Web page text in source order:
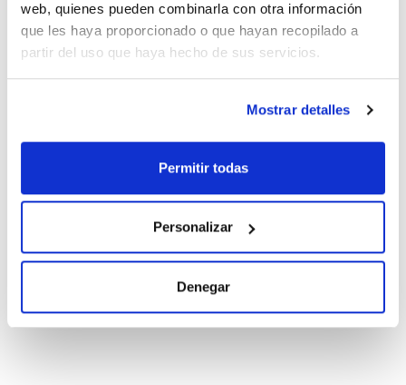
web, quienes pueden combinarla con otra información
que les haya proporcionado o que hayan recopilado a
partir del uso que haya hecho de sus servicios.
Mostrar detalles
Permitir todas
Personalizar
Denegar
Referencia
CPAP833360
Envase
x1ml
Precio
Comprar
Ver stock
Disolvente Envase Volumen
Conc.
10 ug/ml
CAS
[51218-45-2]
CPAP833350
x10ml
Comprar